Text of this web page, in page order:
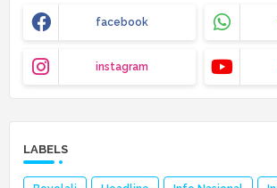
facebook
instagram
LABELS